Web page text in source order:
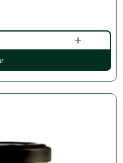
+